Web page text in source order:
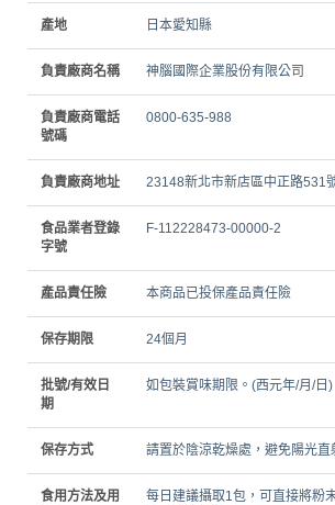
產地 日本愛知縣
負責廠商名稱 神腦國際企業股份有限公司
負責廠商電話
號碼
0800-635-988
負責廠商地址 23148新北市新店區中正路531
食品業者登錄
字號
F-112228473-00000-2
產品責任險 本商品已投保產品責任險
保存期限 24個月
批號/有效日
期
如包裝賞味期限。(西元年/月/日)
保存方式 請置於陰涼乾燥處，避免陽光直
食用方法及用
每日建議攝取1包，可直接將粉